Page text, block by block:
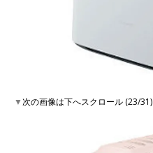
▼次の画像は下へスクロール (23/31)